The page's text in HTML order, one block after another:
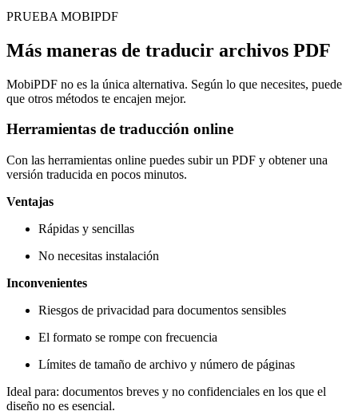
PRUEBA MOBIPDF
Más maneras de traducir archivos PDF
MobiPDF no es la única alternativa. Según lo que necesites, puede
que otros métodos te encajen mejor.
Herramientas de traducción online
Con las herramientas online puedes subir un PDF y obtener una
versión traducida en pocos minutos.
Ventajas
Rápidas y sencillas
No necesitas instalación
Inconvenientes
Riesgos de privacidad para documentos sensibles
El formato se rompe con frecuencia
Límites de tamaño de archivo y número de páginas
Ideal para: documentos breves y no confidenciales en los que el
diseño no es esencial.